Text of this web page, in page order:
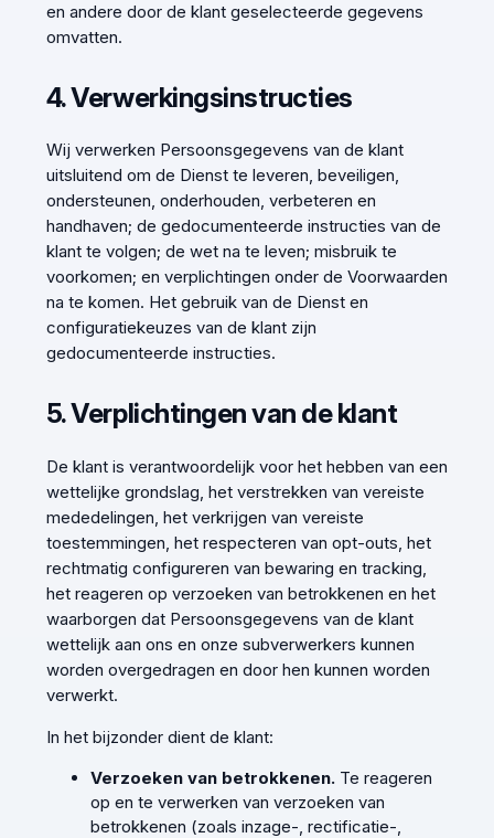
en andere door de klant geselecteerde gegevens
omvatten.
4. Verwerkingsinstructies
Wij verwerken Persoonsgegevens van de klant
uitsluitend om de Dienst te leveren, beveiligen,
ondersteunen, onderhouden, verbeteren en
handhaven; de gedocumenteerde instructies van de
klant te volgen; de wet na te leven; misbruik te
voorkomen; en verplichtingen onder de Voorwaarden
na te komen. Het gebruik van de Dienst en
configuratiekeuzes van de klant zijn
gedocumenteerde instructies.
5. Verplichtingen van de klant
De klant is verantwoordelijk voor het hebben van een
wettelijke grondslag, het verstrekken van vereiste
mededelingen, het verkrijgen van vereiste
toestemmingen, het respecteren van opt-outs, het
rechtmatig configureren van bewaring en tracking,
het reageren op verzoeken van betrokkenen en het
waarborgen dat Persoonsgegevens van de klant
wettelijk aan ons en onze subverwerkers kunnen
worden overgedragen en door hen kunnen worden
verwerkt.
In het bijzonder dient de klant:
Verzoeken van betrokkenen.Te reageren
op en te verwerken van verzoeken van
betrokkenen (zoals inzage-, rectificatie-,